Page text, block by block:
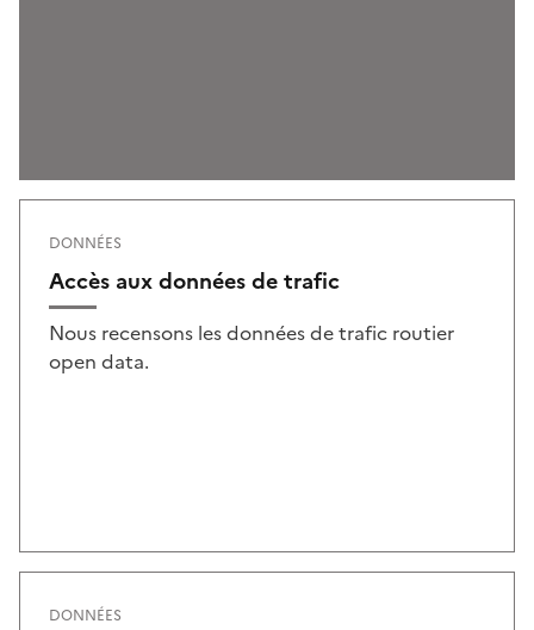
Accès aux données de trafic
DONNÉES
Nous recensons les données de trafic routier
open data.
DONNÉES